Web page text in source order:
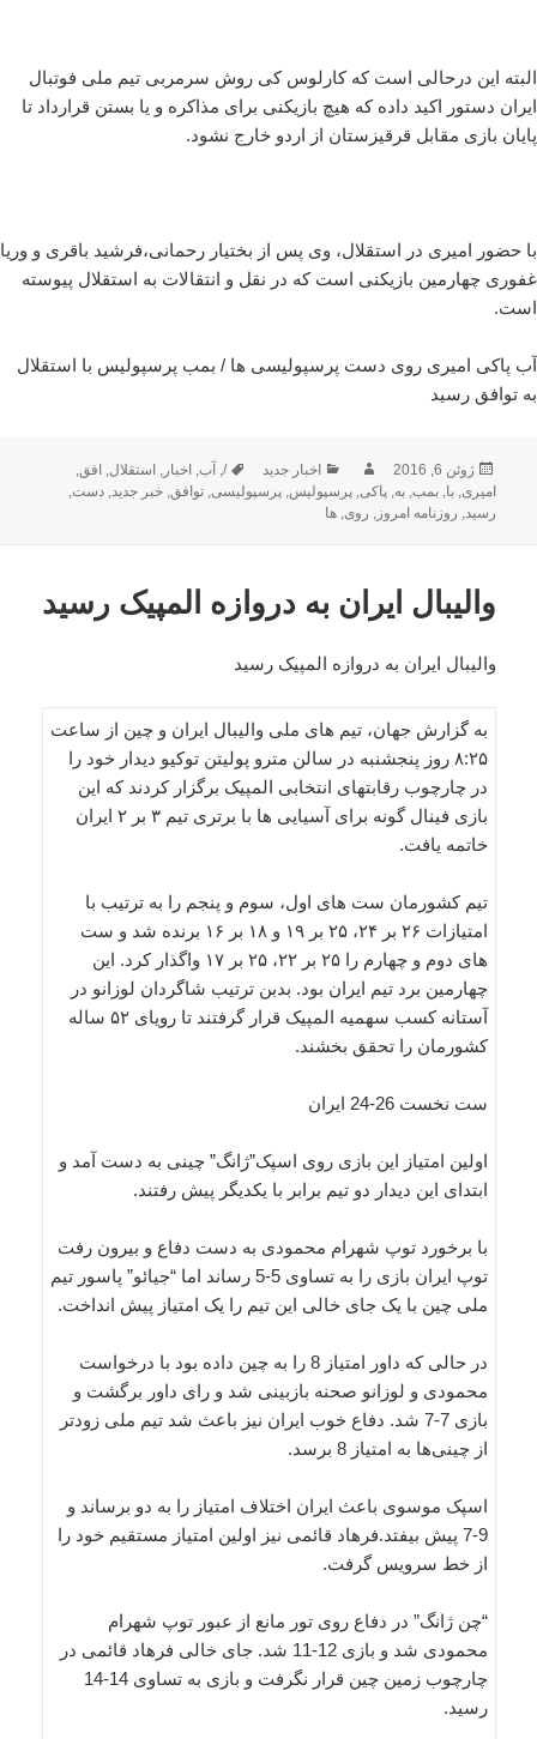
البته این درحالی است که کارلوس کی روش سرمربی تیم ملی فوتبال
ایران دستور اکید داده که هیچ بازیکنی برای مذاکره و یا بستن قرارداد تا
پایان بازی مقابل قرقیزستان از اردو خارج نشود.
با حضور امیری در استقلال، وی پس از بختیار رحمانی،فرشید باقری و وریا
غفوری چهارمین بازیکنی است که در نقل و انتقالات به استقلال پیوسته
است.
آب پاکی امیری روی دست پرسپولیسی ها / بمب پرسپولیس با استقلال
به توافق رسید
ارسال
شده
در
ژوئن 6, 2016 نویسندهدسته‌ها
اخبار جدید برچسب‌ها
/
,آب ,اخبار ,استقلال ,افق
امیری ,با ,بمب ,به ,پاکی ,پرسپولیس ,پرسپولیسی ,توافق ,خبر جدید ,دست
رسید
روزنامه امروز روی ,ها
والیبال ایران به دروازه المپیک رسید
والیبال ایران به دروازه المپیک رسید
به گزارش جهان، تیم های ملی والیبال ایران و چین از ساعت
۸:۲۵ روز پنجشنبه در سالن مترو پولیتن توکیو دیدار خود را
در چارچوب رقابتهای انتخابی المپیک برگزار کردند که این
بازی فینال گونه برای آسیایی ها با برتری تیم ۳ بر ۲ ایران
خاتمه یافت.
تیم کشورمان ست های اول، سوم و پنجم را به ترتیب با
امتیازات ۲۶ بر ۲۴، ۲۵ بر ۱۹ و ۱۸ بر ۱۶ برنده شد و ست
های دوم و چهارم را ۲۵ بر ۲۲، ۲۵ بر ۱۷ واگذار کرد. این
چهارمین برد تیم ایران بود. بدبن ترتیب شاگردان لوزانو در
آستانه کسب سهمیه المپیک قرار گرفتند تا رویای ۵۲ ساله
کشورمان را تحقق بخشند.
ست نخست 26-24 ایران
اولین امتیاز این بازی روی اسپک”ژانگ” چینی به دست آمد و
ابتدای این دیدار دو تیم برابر با یکدیگر پیش رفتند.
با برخورد توپ شهرام محمودی به دست دفاع و بیرون رفت
توپ ایران بازی را به تساوی 5-5 رساند اما “جیائو” پاسور تیم
ملی چین با یک جای خالی این تیم را یک امتیاز پیش انداخت.
در حالی که داور امتیاز 8 را به چین داده بود با درخواست
محمودی و لوزانو صحنه بازبینی شد و رای داور برگشت و
بازی 7-7 شد. دفاع خوب ایران نیز باعث شد تیم ملی زودتر
از چینی‌ها به امتیاز 8 برسد.
اسپک موسوی باعث ایران اختلاف امتیاز را به دو برساند و
9-7 پیش بیفتد.فرهاد قائمی نیز اولین امتیاز مستقیم خود را
از خط سرویس گرفت.
“چن ژانگ” در دفاع روی تور مانع از عبور توپ شهرام
محمودی شد و بازی 12-11 شد. جای خالی فرهاد قائمی در
چارچوب زمین چین قرار نگرفت و بازی به تساوی 14-14
رسید.